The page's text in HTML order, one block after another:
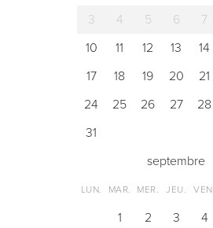
3
4 5 6 7
10
11 12 13 14
17
18 19 20 21
24
25 26 27 28
31
septembre
LUN. MAR. MER. JEU. VEN.
1 2 3 4